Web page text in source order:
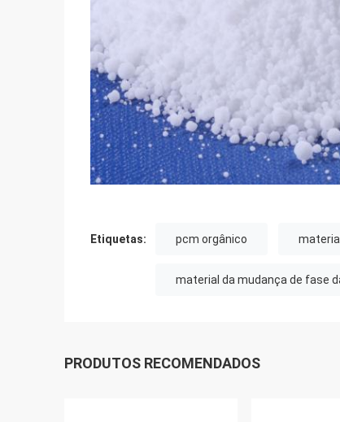
Etiquetas: pcm orgânico
material da mudança de fase
PRODUTOS RECOMENDADOS